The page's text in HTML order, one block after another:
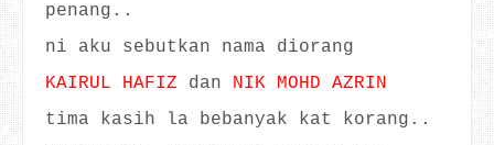
penang..
ni aku sebutkan nama diorang
KAIRUL HAFIZ dan NIK MOHD AZRIN
tima kasih la bebanyak kat korang..